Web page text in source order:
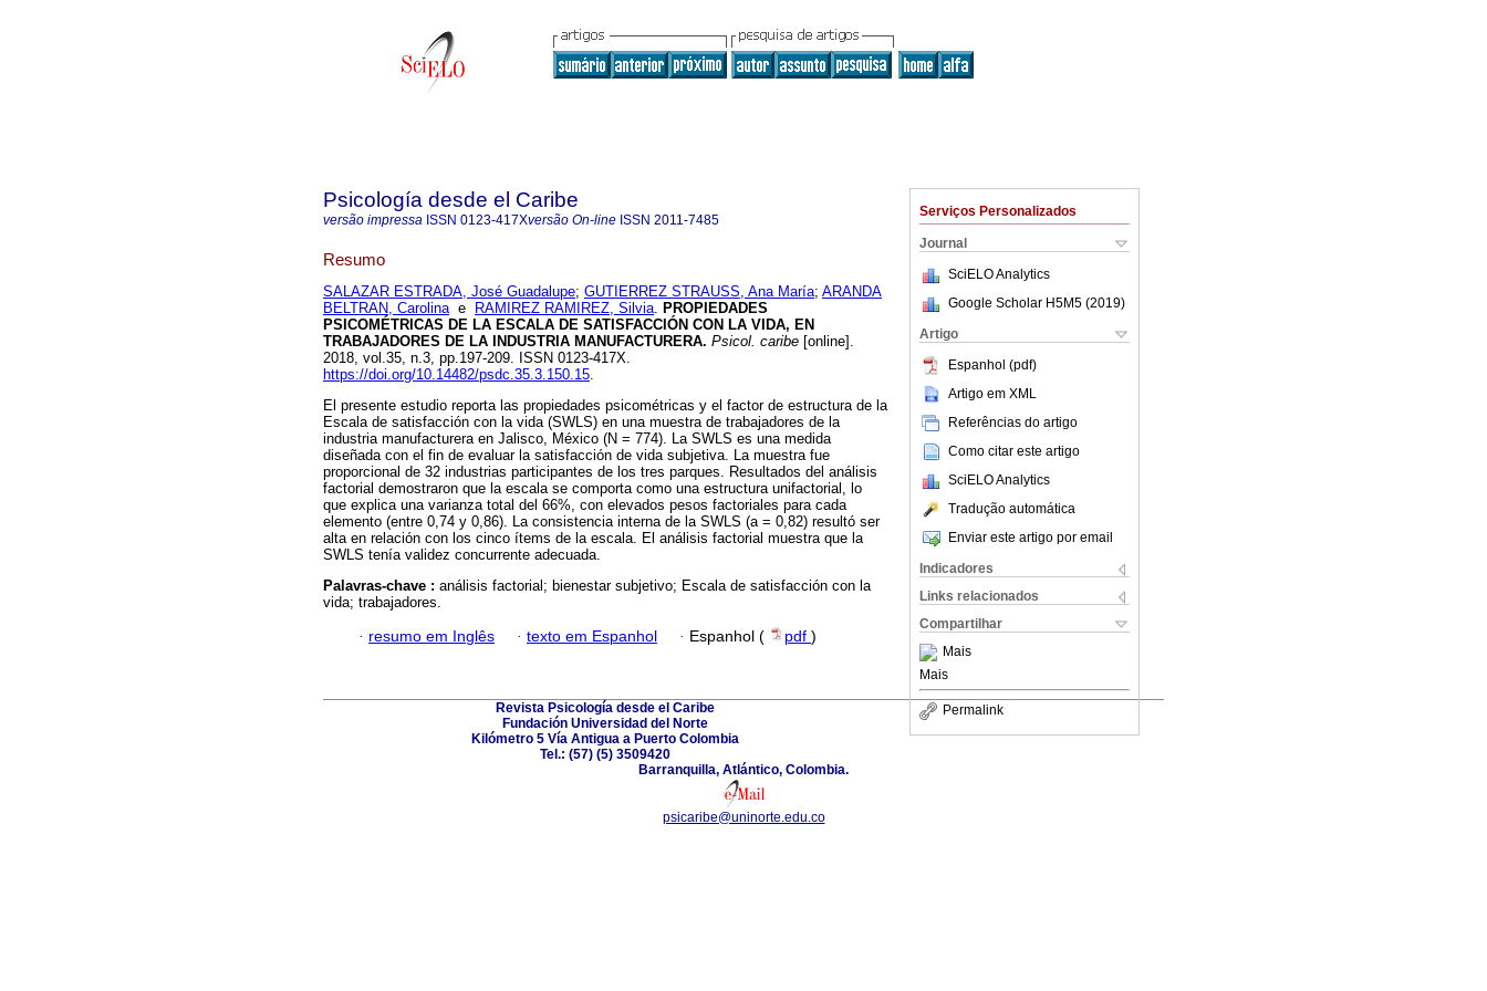
Serviços Personalizados
Journal
SciELO Analytics
Google Scholar H5M5 (2019)
Artigo
Espanhol (pdf)
Artigo em XML
Referências do artigo
Como citar este artigo
SciELO Analytics
Tradução automática
Enviar este artigo por email
Indicadores
Links relacionados
Compartilhar
Mais
Mais
Permalink
Psicología desde el Caribe
versão impressa ISSN 0123-417Xversão On-line ISSN 2011-7485
Resumo
SALAZAR ESTRADA, José Guadalupe; GUTIERREZ STRAUSS, Ana María; ARANDA
BELTRAN, Carolinae RAMIREZ RAMIREZ, Silvia. PROPIEDADES
PSICOMÉTRICAS DE LA ESCALA DE SATISFACCIÓN CON LA VIDA, EN
TRABAJADORES DE LA INDUSTRIA MANUFACTURERA. Psicol. caribe [online].
2018, vol.35, n.3, pp.197-209. ISSN 0123-417X.
https://doi.org/10.14482/psdc.35.3.150.15.
El presente estudio reporta las propiedades psicométricas y el factor de estructura de la
Escala de satisfacción con la vida (SWLS) en una muestra de trabajadores de la
industria manufacturera en Jalisco, México (N = 774). La SWLS es una medida
diseñada con el fin de evaluar la satisfacción de vida subjetiva. La muestra fue
proporcional de 32 industrias participantes de los tres parques. Resultados del análisis
factorial demostraron que la escala se comporta como una estructura unifactorial, lo
que explica una varianza total del 66%, con elevados pesos factoriales para cada
elemento (entre 0,74 y 0,86). La consistencia interna de la SWLS (a = 0,82) resultó ser
alta en relación con los cinco ítems de la escala. El análisis factorial muestra que la
SWLS tenía validez concurrente adecuada.
Palavras-chave : análisis factorial; bienestar subjetivo; Escala de satisfacción con la
vida; trabajadores.
· resumo em Inglês · texto em Espanhol · Espanhol ( pdf )
Revista Psicología desde el Caribe
Fundación Universidad del Norte
Kilómetro 5 Vía Antigua a Puerto Colombia
Tel.: (57) (5) 3509420
Barranquilla, Atlántico, Colombia.
psicaribe@uninorte.edu.co